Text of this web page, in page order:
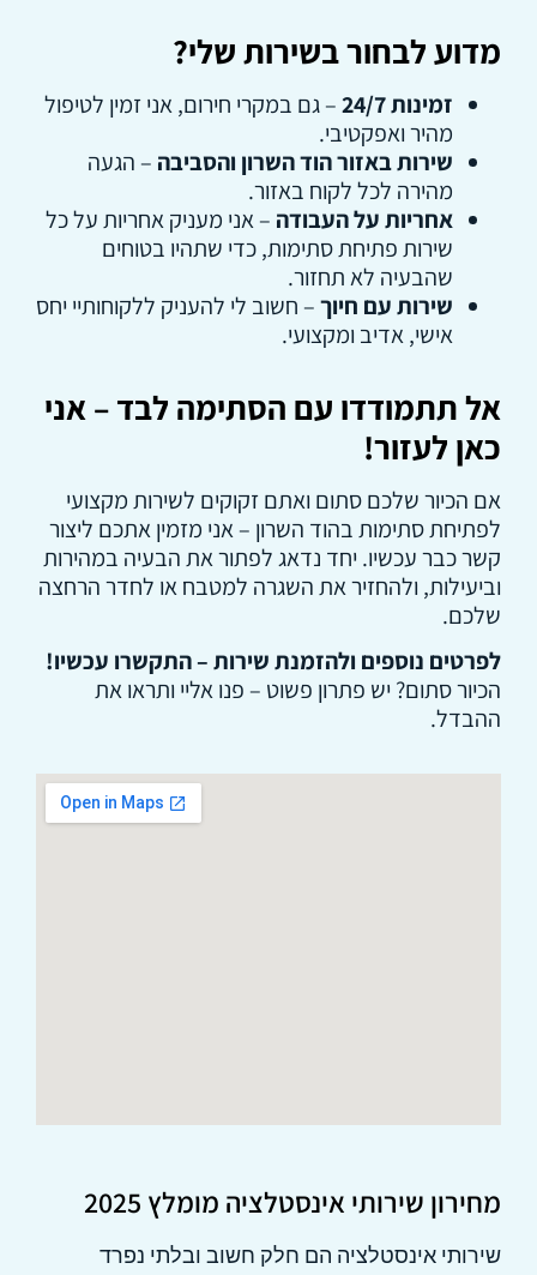
מדוע לבחור בשירות שלי?
זמינות 24/7
– גם במקרי חירום, אני זמין לטיפול
מהיר ואפקטיבי.
שירות באזור הוד השרון והסביבה – הגעה
מהירה לכל לקוח באזור.
אחריות על העבודה – אני מעניק אחריות על כל
שירות פתיחת סתימות, כדי שתהיו בטוחים
שהבעיה לא תחזור.
שירות עם חיוך– חשוב לי להעניק ללקוחותיי יחס
אישי, אדיב ומקצועי.
אל תתמודדו עם הסתימה לבד – אני
כאן לעזור!
אם הכיור שלכם סתום ואתם זקוקים לשירות מקצועי
לפתיחת סתימות בהוד השרון – אני מזמין אתכם ליצור
קשר כבר עכשיו. יחד נדאג לפתור את הבעיה במהירות
וביעילות, ולהחזיר את השגרה למטבח או לחדר הרחצה
שלכם.
לפרטים נוספים ולהזמנת שירות – התקשרו עכשיו!
הכיור סתום? יש פתרון פשוט – פנו אליי ותראו את
ההבדל.
מחירון שירותי אינסטלציה מומלץ 2025
שירותי אינסטלציה הם חלק חשוב ובלתי נפרד